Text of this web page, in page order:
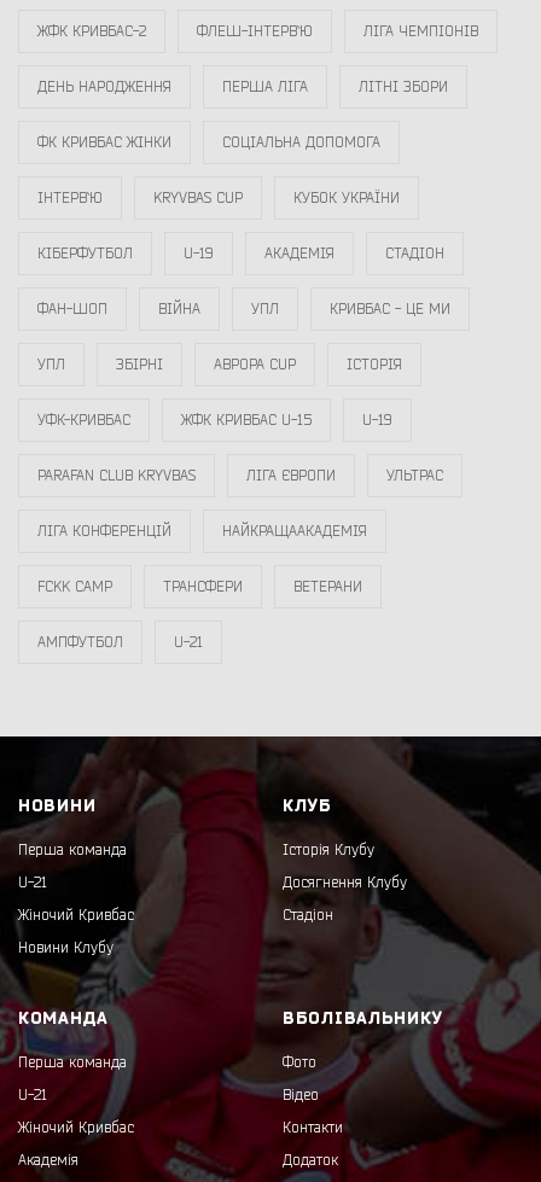
ЖФК КРИВБАС-2 ФЛЕШ-ІНТЕРВ`Ю ЛІГА ЧЕМПІОНІВ
ДЕНЬ НАРОДЖЕННЯ ПЕРША ЛІГА ЛІТНІ ЗБОРИ
ФК КРИВБАС ЖІНКИ СОЦІАЛЬНА ДОПОМОГА
ІНТЕРВ`Ю KRYVBAS CUP КУБОК УКРАЇНИ
КІБЕРФУТБОЛ U-19 АКАДЕМІЯ СТАДІОН
ФАН-ШОП ВІЙНА УПЛ КРИВБАС - ЦЕ МИ
УПЛ ЗБІРНІ АВРОРА CUP ІСТОРІЯ
УФК-КРИВБАС ЖФК КРИВБАС U-15 U-19
PARAFAN CLUB KRYVBAS ЛІГА ЄВРОПИ УЛЬТРАС
ЛІГА КОНФЕРЕНЦІЙ НАЙКРАЩААКАДЕМІЯ
FCKK CAMP ТРАНСФЕРИ ВЕТЕРАНИ
АМПФУТБОЛ U-21
НОВИНИ
Перша команда
U-21
Жіночий Кривбас
Новини Клубу
КЛУБ
Історія Клубу
Досягнення Клубу
Стадіон
КОМАНДА
Перша команда
U-21
Жіночий Кривбас
Академія
ВБОЛІВАЛЬНИКУ
Фото
Відео
Контакти
Додаток